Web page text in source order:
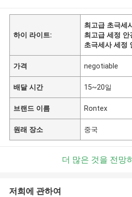
하이 라이트:
최고급 초극세
최고급 세정 안
초극세사 세정
가격 negotiable
배달 시간 15~20일
브랜드 이름 Rontex
원래 장소 중국
더 많은 것을 전망
저희에 관하여